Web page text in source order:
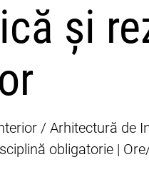
și
/ Arhitectură de
obligatorie |